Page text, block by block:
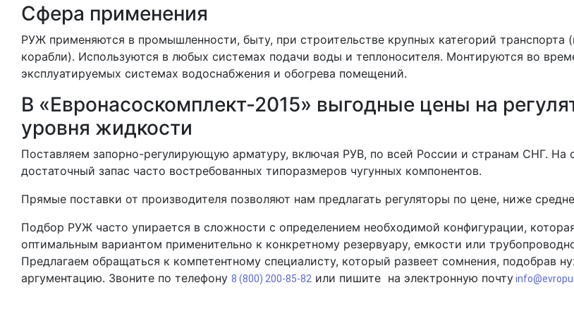
Сфера применения
РУЖ применяются в промышленности, быту, при строительстве крупных категорий транспорта
корабли). Используются в любых системах подачи воды и теплоносителя. Монтируются во
эксплуатируемых системах водоснабжения и обогрева помещений.
В «Евронасоскомплект-2015» выгодные цены на
уровня жидкости
Поставляем запорно-регулирующую арматуру, включая РУВ, по всей России и странам СНГ. На
достаточный запас часто востребованных типоразмеров чугунных компонентов.
Прямые поставки от производителя позволяют нам предлагать регуляторы по цене, ниже
Подбор РУЖ часто упирается в сложности с определением необходимой конфигурации,
оптимальным вариантом применительно к конкретному резервуару, емкости или
Предлагаем обращаться к компетентному специалисту, который развеет сомнения, подобрав
аргументацию. Звоните по телефону 8 (800) 200-85-82 или пишите на электронную почту